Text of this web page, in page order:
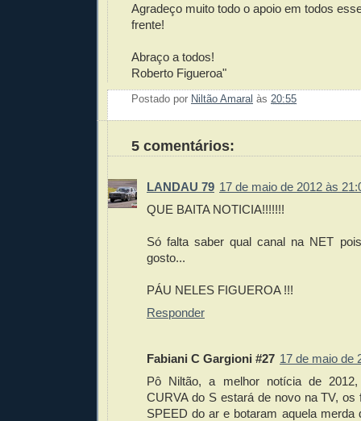
Agradeço muito todo o apoio em todos
frente!
Abraço a todos!
Roberto Figueroa"
Postado por Niltão Amaral às 20:55
5 comentários:
LANDAU 79 17 de maio de 2012 às
QUE BAITA NOTICIA!!!!!!!
Só falta saber qual canal na NET
gosto...
PÁU NELES FIGUEROA !!!
Responder
Fabiani C Gargioni #27 17 de maio de
Pô Niltão, a melhor notícia de
CURVA do S estará de novo na TV, os
SPEED do ar e botaram aquela merda